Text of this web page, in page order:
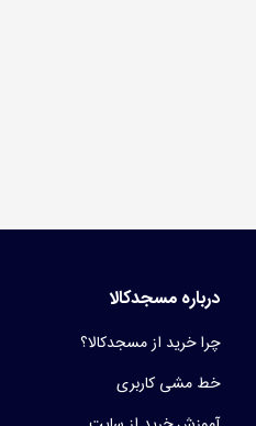
درباره مسجدکالا
چرا خرید از مسجدکالا؟
خط مشی کاربری